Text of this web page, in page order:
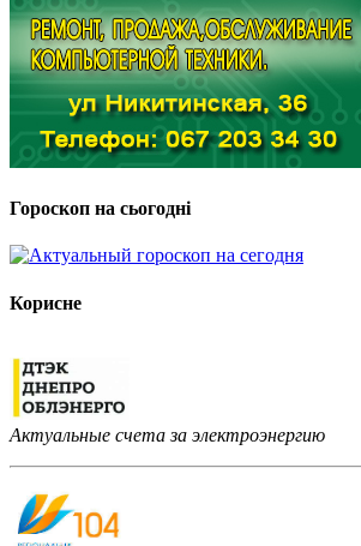
Гороскоп на сьогодні
Корисне
Актуальные счета за электроэнергию